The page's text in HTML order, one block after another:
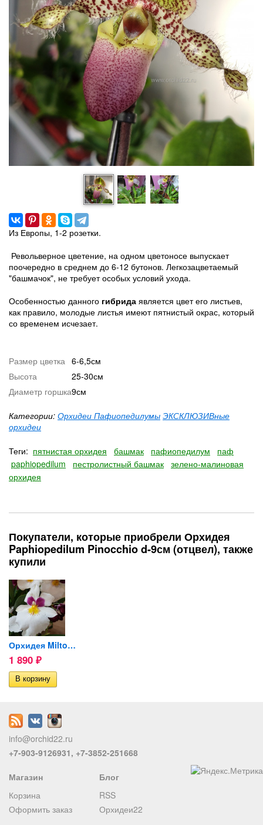
Из Европы, 1-2 розетки.
Револьверное цветение, на одном цветоносе выпускает
поочередно в среднем до 6-12 бутонов. Легкозацветаемый
"башмачок", не требует особых условий ухода.
Особенностью данного гибрида является цвет его листьев,
как правило, молодые листья имеют пятнистый окрас, который
со временем исчезает.
Размер цветка 6-6,5см
Высота
25-30см
Диаметр горшка9см
Категории: Орхидеи Пафиопедилумы ЭКСКЛЮЗИВные
орхидеи
Теги: пятнистая орхидея башмак пафиопедилум
паф
paphiopedilum
пестролистный башмак зелено-малиновая
орхидея
Покупатели, которые приобрели Орхидея
Paphiopedilum Pinocchio d-9см (отцвел), также
купили
Орхидея Miltoniopsis Herr...
1 890 ₽
info@orchid22.ru
+7-903-9126931, +7-3852-251668
Магазин
Корзина
Оформить заказ
Блог
RSS
Орхидеи22